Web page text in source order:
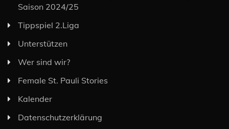
Saison 2024/25
Tippspiel 2.Liga
Unterstützen
Wer sind wir?
Female St. Pauli Stories
Kalender
Datenschutzerklärung